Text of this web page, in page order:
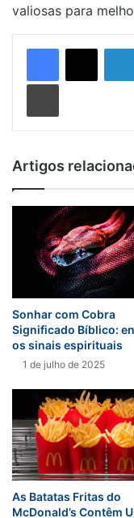
valiosas para
Imprimir
Artigos
Sonhar com Cobra
Significado Bíblico:
os sinais espirituais
1 de julho de 2025
As Batatas Fritas do
McDonald’s Contêm